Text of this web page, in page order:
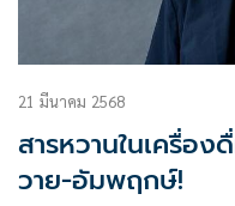
21 มีนาคม 2568
สารหวานในเครื่อง
วาย-อัมพฤกษ์!